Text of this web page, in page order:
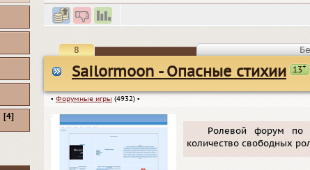
8
Sailormoon - Опасные стихии 13+
▪ Форумные игры (4932) ▪
Ролевой форум по
количество свободных
[4]